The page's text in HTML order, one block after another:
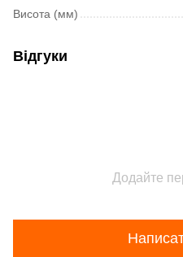
Висота (мм)
Відгуки
Додайте